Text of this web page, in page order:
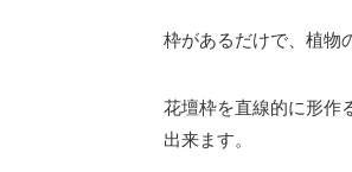
枠があるだけで、植物
花壇枠を直線的に形作
出来ます。